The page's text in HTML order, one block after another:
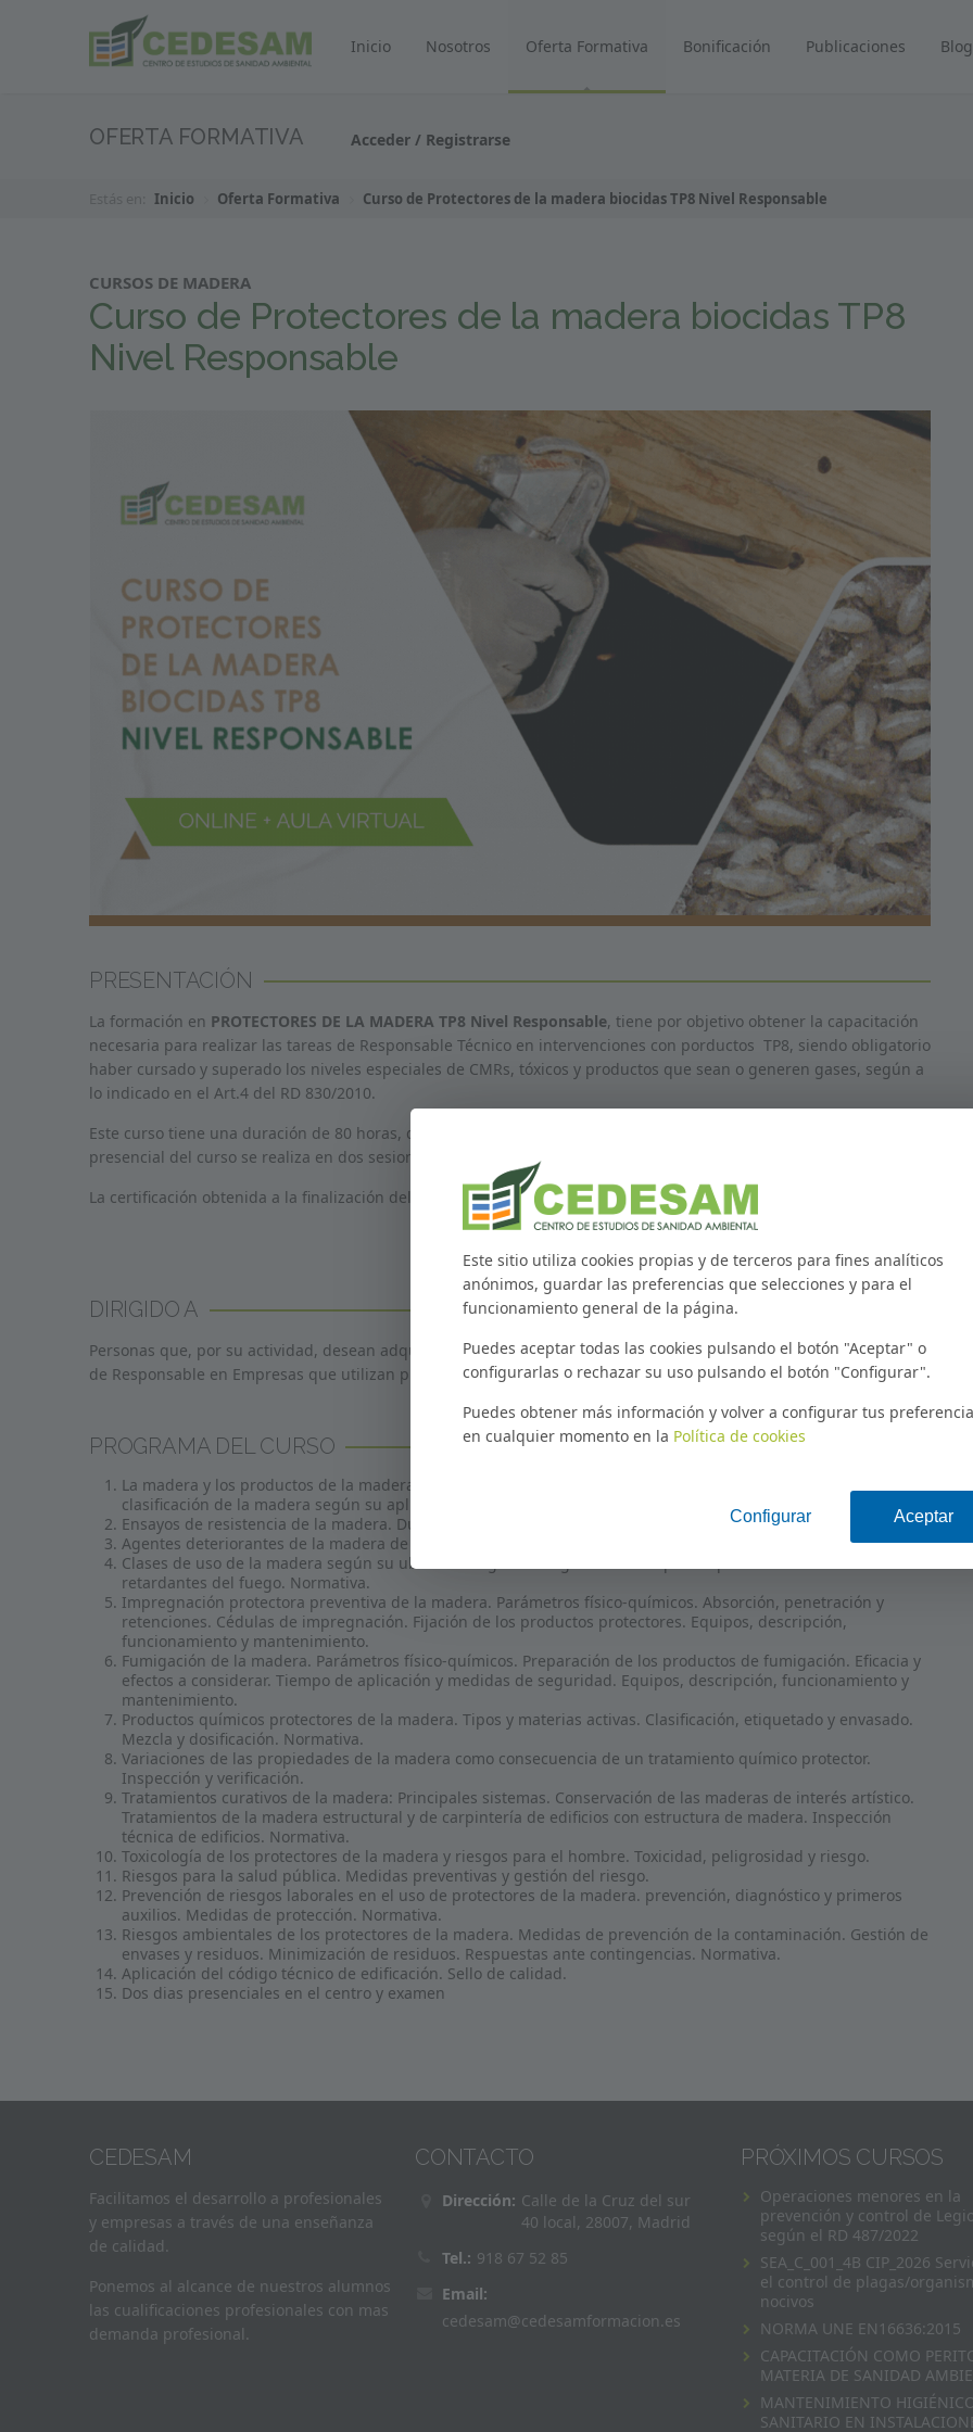
Inicio Nosotros Oferta Formativa Bonificación Publicaciones Blog
Acceder / Registrarse
OFERTA FORMATIVA
Inicio Oferta Formativa Curso de Protectores de la madera biocidas TP8 Nivel Responsable
CURSOS DE MADERA
Curso de Protectores de la madera biocidas TP8
Nivel Responsable
PRESENTACIÓN
La formación en PROTECTORES DE LA MADERA TP8 Nivel Responsable, tiene por objetivo obtener la capacitación
necesaria para realizar las tareas de Responsable Técnico en intervenciones con porductos TP8, siendo obligatorio
haber cursado y superado los niveles especiales de CMRs, tóxicos y productos que sean o generen gases, según a
lo indicado en el Art.4 del RD 830/2010.
Este curso tiene una duración de 80 horas, de las cuales 64 horas son
presencial del curso se realiza en dos sesiones consecutivas de 8 horas cada una.
La certificación obtenida a la finalización del curso es válida en todo el territorio Nacional (artículo 8 RD 830/2010).
DIRIGIDO A
Personas que, por su actividad, desean adquirir la cualificación y competencias necesarias para realizar funciones
de Responsable en Empresas que utilizan productos protectores de la madera Biocidas TP8.
PROGRAMA DEL CURSO
La madera y los productos de la madera: Características, propiedades, defectos y anomalías. Reglas de
clasificación de la madera según su aplicación.
Ensayos de resistencia de la madera. Durabilidad natural e impregnabilidad de la madera.
Agentes deteriorantes de la madera de origen biótico y abiótico. Diagnosis de daños.
Clases de uso de la madera según su ubicación. Agentes degradadores. tipos de protección. Productos
retardantes del fuego. Normativa.
Impregnación protectora preventiva de la madera. Parámetros físico-químicos. Absorción, penetración y
retenciones. Cédulas de impregnación. Fijación de los productos protectores. Equipos, descripción,
funcionamiento y mantenimiento.
Fumigación de la madera. Parámetros físico-químicos. Preparación de los productos de fumigación. Eficacia y
efectos a considerar. Tiempo de aplicación y medidas de seguridad. Equipos, descripción, funcionamiento y
mantenimiento.
Productos químicos protectores de la madera. Tipos y materias activas. Clasificación, etiquetado y envasado.
Mezcla y dosificación. Normativa.
Variaciones de las propiedades de la madera como consecuencia de un tratamiento químico protector.
Inspección y verificación.
Tratamientos curativos de la madera: Principales sistemas. Conservación de las maderas de interés artístico.
Tratamientos de la madera estructural y de carpintería de edificios con estructura de madera. Inspección
técnica de edificios. Normativa.
Toxicología de los protectores de la madera y riesgos para el hombre. Toxicidad, peligrosidad y riesgo.
Riesgos para la salud pública. Medidas preventivas y gestión del riesgo.
Prevención de riesgos laborales en el uso de protectores de la madera. prevención, diagnóstico y primeros
auxilios. Medidas de protección. Normativa.
Riesgos ambientales de los protectores de la madera. Medidas de prevención de la contaminación. Gestión de
envases y residuos. Minimización de residuos. Respuestas ante contingencias. Normativa.
Aplicación del código técnico de edificación. Sello de calidad.
Dos dias presenciales en el centro y examen
CEDESAM
Facilitamos el desarrollo a profesionales
y empresas a través de una enseñanza
de calidad.
Ponemos al alcance de nuestros alumnos
las cualificaciones profesionales con mas
demanda profesional.
CONTACTO
Dirección: Calle de la Cruz del sur
40 local, 28007, Madrid
Tel.: 918 67 52 85
Email:
cedesam@cedesamformacion.es
PRÓXIMOS CURSOS
Operaciones menores en la
prevención y control de
según el RD 487/2022
SEA_C_001_4B CIP_2026
el control de plagas/
nocivos
NORMA UNE EN16636:2015
CAPACITACIÓN COMO
MATERIA DE SANIDAD
MANTENIMIENTO
SANITARIO EN
Este sitio utiliza cookies propias y de terceros para fines analíticos
anónimos, guardar las preferencias que selecciones y para el
funcionamiento general de la página.
Puedes aceptar todas las cookies pulsando el botón "Aceptar" o
configurarlas o rechazar su uso pulsando el botón "Configurar".
Puedes obtener más información y volver a configurar tus
en cualquier momento en la Política de cookies